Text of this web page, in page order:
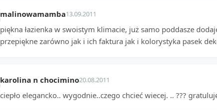
malinowamamba13.09.2011
piękna łazienka w swoistym klimacie, już samo poddasze
przepiękne zarówno jak i ich faktura jak i kolorystyka pasek
karolina n chocimino20.08.2011
ciepło elegancko.. wygodnie..czego chcieć wiecej. .. ???